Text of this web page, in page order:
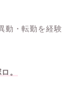
動・転勤を経験
。